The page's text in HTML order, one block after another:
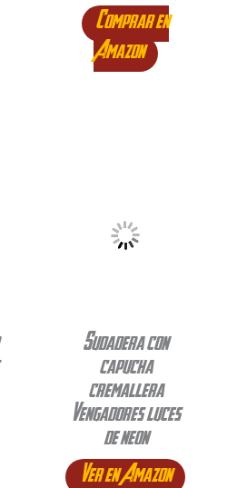
Comprar en
Amazon
Sudadera con
capucha
cremallera
Vengadores luces
de neon
Ver en Amazon